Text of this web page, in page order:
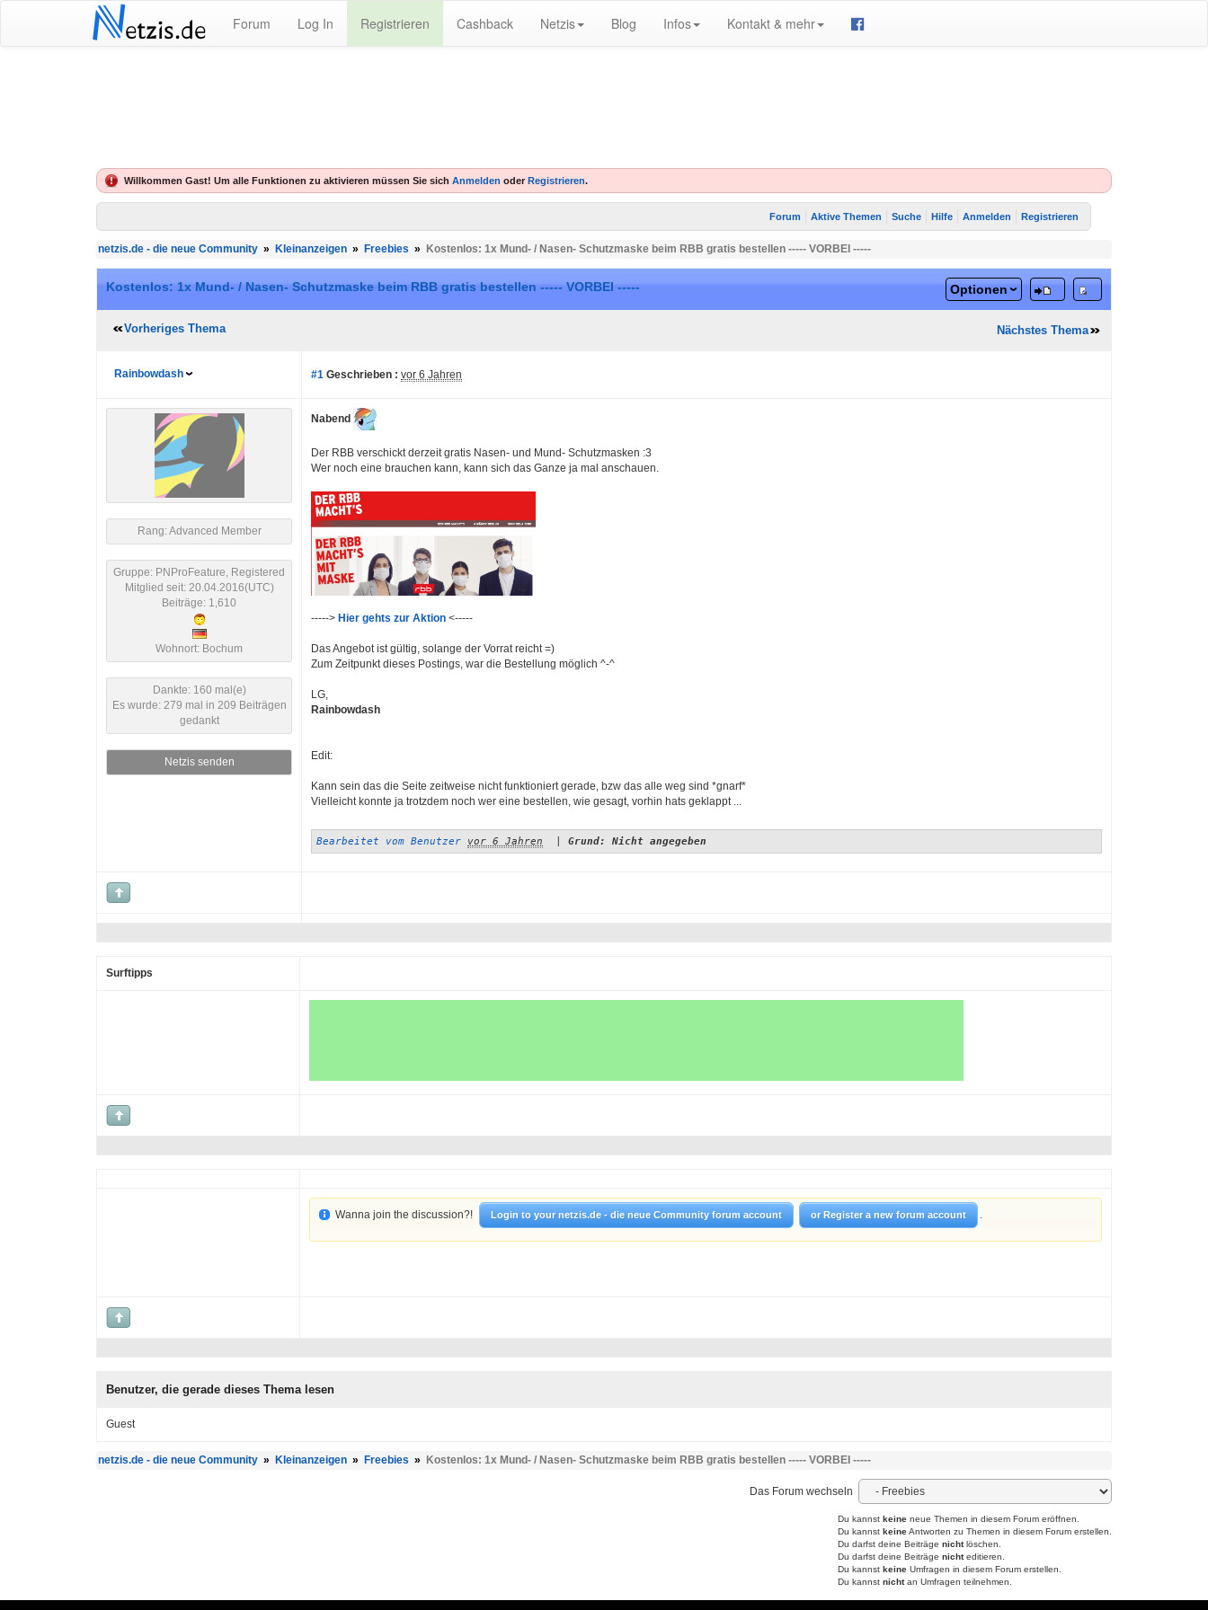
Netzis.de Forum Log In Registrieren Cashback Netzis Blog Infos Kontakt & mehr
Willkommen Gast! Um alle Funktionen zu aktivieren müssen Sie sich Anmelden oder Registrieren.
Forum Aktive Themen Suche Hilfe Anmelden Registrieren
netzis.de - die neue Community » Kleinanzeigen » Freebies » Kostenlos: 1x Mund- / Nasen- Schutzmaske beim RBB gratis bestellen ----- VORBEI -----
Kostenlos: 1x Mund- / Nasen- Schutzmaske beim RBB gratis bestellen ----- VORBEI ----- Optionen
Vorheriges Thema Nächstes Thema
Rainbowdash #1 Geschrieben : vor 6 Jahren
Rang: Advanced Member
Gruppe: PNProFeature, Registered
Mitglied seit: 20.04.2016(UTC)
Beiträge: 1,610
Wohnort: Bochum
Dankte: 160 mal(e)
Es wurde: 279 mal in 209 Beiträgen
gedankt
Netzis senden
Nabend
Der RBB verschickt derzeit gratis Nasen- und Mund- Schutzmasken :3
Wer noch eine brauchen kann, kann sich das Ganze ja mal anschauen.
-----> Hier gehts zur Aktion <-----
Das Angebot ist gültig, solange der Vorrat reicht =)
Zum Zeitpunkt dieses Postings, war die Bestellung möglich ^-^
LG,
Rainbowdash
Edit:
Kann sein das die Seite zeitweise nicht funktioniert gerade, bzw das alle weg sind *gnarf*
Vielleicht konnte ja trotzdem noch wer eine bestellen, wie gesagt, vorhin hats geklappt ...
Bearbeitet vom Benutzer vor 6 Jahren Grund: Nicht angegeben
Surftipps
Wanna join the discussion?! Login to your netzis.de - die neue Community forum account or Register a new forum account .
Benutzer, die gerade dieses Thema lesen
Guest
netzis.de - die neue Community » Kleinanzeigen » Freebies » Kostenlos: 1x Mund- / Nasen- Schutzmaske beim RBB gratis bestellen ----- VORBEI -----
Das Forum wechseln
Du kannst keine neue Themen in diesem Forum eröffnen.
Du kannst keineAntworten zu Themen in diesem Forum erstellen.
Du darfst deine Beiträge nichtlöschen.
Du darfst deine Beiträge nichteditieren.
Du kannst keine Umfragen in diesem Forum erstellen.
Du kannst nichtan Umfragen teilnehmen.